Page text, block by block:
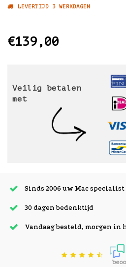
LEVERTIJD 3 WERKDAGEN
€139,00
Veilig betalen
met
Sinds 2006 uw Mac specialist
30 dagen bedenktijd
Vandaag besteld, morgen in